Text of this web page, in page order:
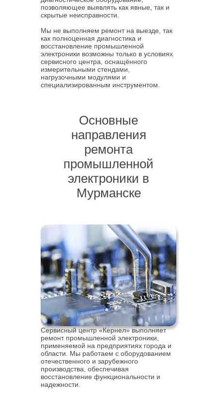
позволяющее выявлять как явные, так и
скрытые неисправности.
Мы не выполняем ремонт на выезде, так
как полноценная диагностика и
восстановление промышленной
электроники возможны только в условиях
сервисного центра, оснащённого
измерительными стендами,
нагрузочными модулями и
специализированным инструментом.
Основные
направления
ремонта
промышленной
электроники в
Мурманске
Сервисный центр «Кернел» выполняет
ремонт промышленной электроники,
применяемой на предприятиях города и
области. Мы работаем с оборудованием
отечественного и зарубежного
производства, обеспечивая
восстановление функциональности и
надежности.